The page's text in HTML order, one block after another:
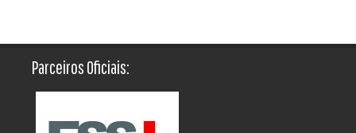
Parceiros Oficiais: